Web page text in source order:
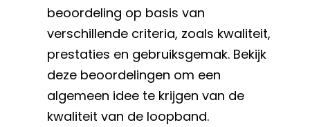
beoordeling op basis van
verschillende criteria, zoals kwaliteit,
prestaties en gebruiksgemak. Bekijk
deze beoordelingen om een
algemeen idee te krijgen van de
kwaliteit van de loopband.